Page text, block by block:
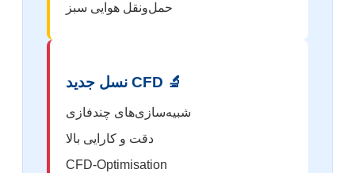
حمل‌ونقل هوایی سبز
🔬 CFD نسل جدید
شبیه‌سازی‌های چندفازی
دقت و کارایی بالا
CFD-Optimisation